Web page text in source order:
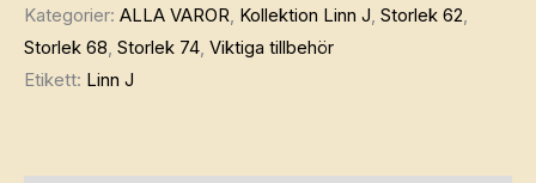
Kategorier: ALLA VAROR, Kollektion Linn J, Storlek 62,
Storlek 68, Storlek 74, Viktiga tillbehör
Etikett: Linn J